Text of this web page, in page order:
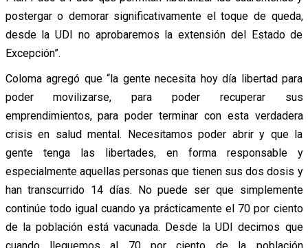
postergar o demorar significativamente el toque de queda,
desde la UDI no aprobaremos la extensión del Estado de
Excepción”.
Coloma agregó que “la gente necesita hoy día libertad para
poder movilizarse, para poder recuperar sus
emprendimientos, para poder terminar con esta verdadera
crisis en salud mental. Necesitamos poder abrir y que la
gente tenga las libertades, en forma responsable y
especialmente aquellas personas que tienen sus dos dosis y
han transcurrido 14 días. No puede ser que simplemente
continúe todo igual cuando ya prácticamente el 70 por ciento
de la población está vacunada. Desde la UDI decimos que
cuando lleguemos al 70 por ciento de la población